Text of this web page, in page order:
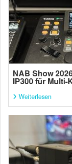
NAB Show
IP300 für Multi-
Weiterlesen